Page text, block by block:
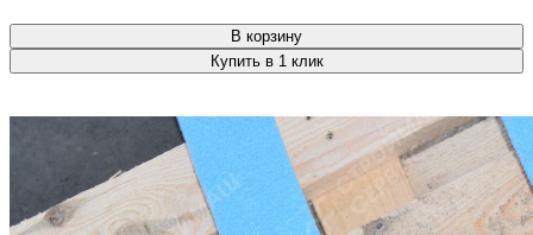
В корзину
Купить в 1 клик